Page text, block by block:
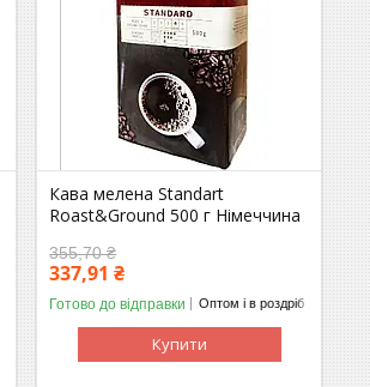
Кава мелена Standart
Roast&Ground 500 г Німеччина
355,70 ₴
337,91 ₴
Готово до відправки Оптом і в роздріб
Купити